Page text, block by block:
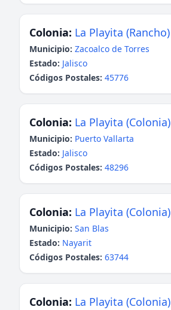
Colonia: La Playita (Rancho)
Municipio: Zacoalco de Torres
Estado: Jalisco
Códigos Postales: 45776
Colonia: La Playita (Colonia)
Municipio: Puerto Vallarta
Estado: Jalisco
Códigos Postales: 48296
Colonia: La Playita (Colonia)
Municipio: San Blas
Estado: Nayarit
Códigos Postales: 63744
Colonia: La Playita (Colonia)